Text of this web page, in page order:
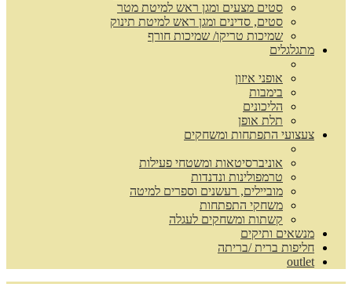
סטים מצעים ומגן ראש למיטת מטר
סטים, סדינים ומגן ראש למיטת תינוק
שמיכות טריקו/ שמיכות חורף
מתגלגלים
אופני איזון
בימבות
הליכונים
תלת אופן
צעצועי התפתחות ומשחקים
אוניברסיטאות ומשטחי פעילות
טרמפולינות ונדנדות
מוביילים, רעשנים וספרים למיטה
משחקי התפתחות
קשתות ומשחקים לעגלה
מנשאים ותיקים
חליפות ברית /בריתה
outlet